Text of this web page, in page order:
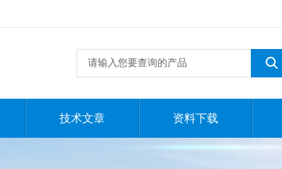
技术文章 资料下载